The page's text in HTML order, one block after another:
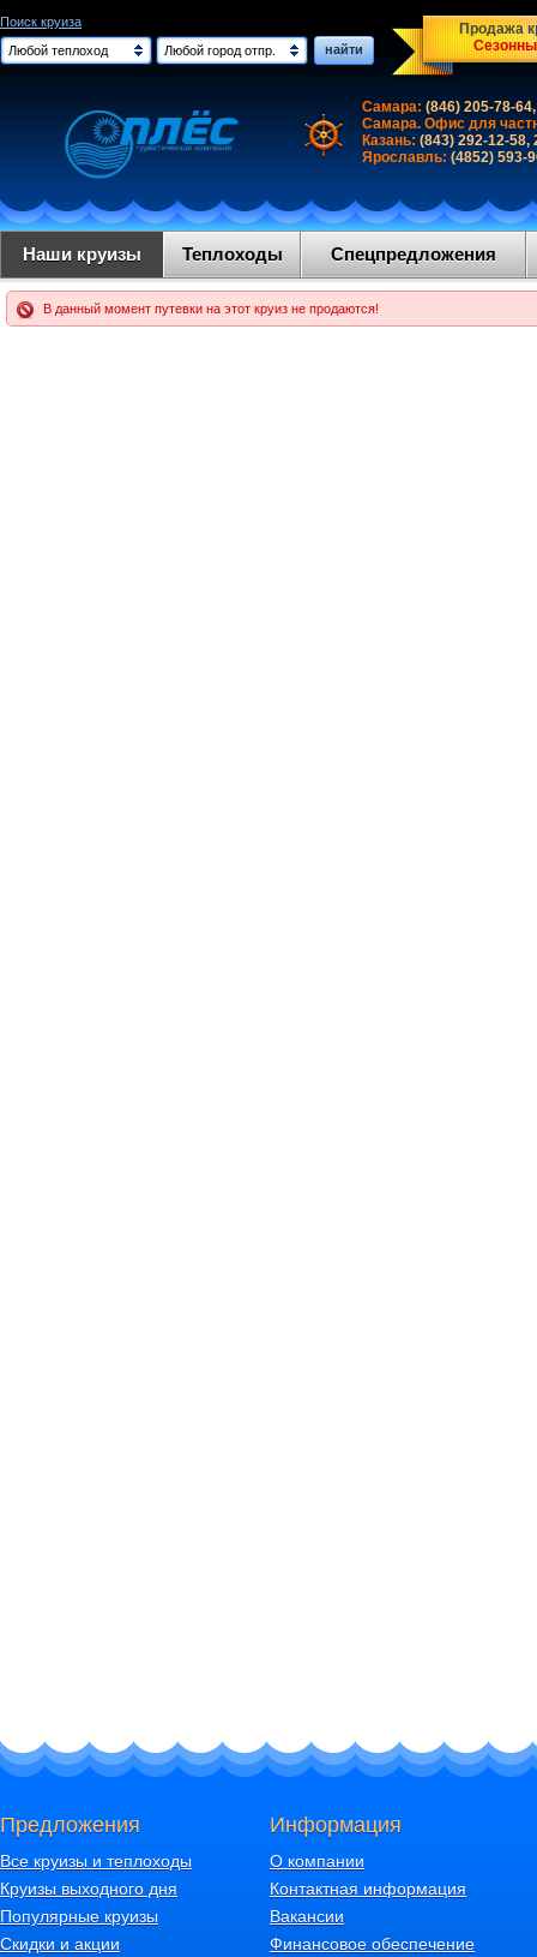
Поиск круиза
Любой теплоход
Любой город отпр. найти
Продажа
Самара: (846) 205-78-
Самара. Офис для
Казань: (843) 292-12-58,
Ярославль: (4852) 593-
Наши круизы Теплоходы Спецпредложения
В данный момент путевки на этот круиз не продаются!
Предложения
Все круизы и теплоходы
Круизы выходного дня
Популярные круизы
Скидки и акции
Информация
О компании
Контактная информация
Вакансии
Финансовое обеспечение